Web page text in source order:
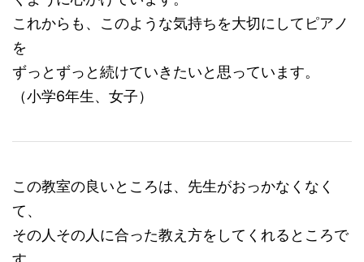
これからも、このような気持ちを大切にしてピアノ
を
ずっとずっと続けていきたいと思っています。
（小学6年生、女子）
この教室の良いところは、先生がおっかなくなく
て、
その人その人に合った教え方をしてくれるところで